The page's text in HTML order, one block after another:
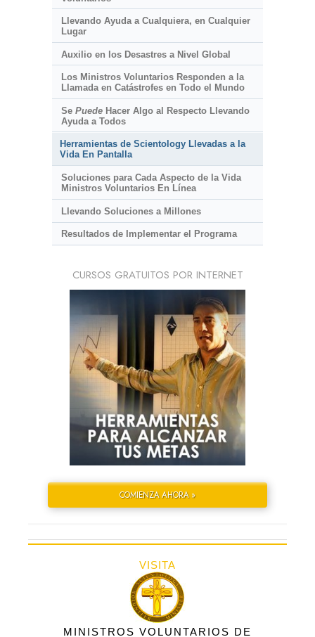
Llevando Ayuda a Cualquiera, en Cualquier
Lugar
Auxilio en los Desastres a Nivel Global
Los Ministros Voluntarios Responden a la
Llamada en Catástrofes en Todo el Mundo
Se PuedeHacer Algo al Respecto Llevando
Ayuda a Todos
Herramientas de Scientology Llevadas a la
Vida En Pantalla
Soluciones para Cada Aspecto de la Vida
Ministros Voluntarios En Línea
Llevando Soluciones a Millones
Resultados de Implementar el Programa
CURSOS GRATUITOS POR INTERNET
COMIENZA AHORA »
VISITA
MINISTROS VOLUNTARIOS DE